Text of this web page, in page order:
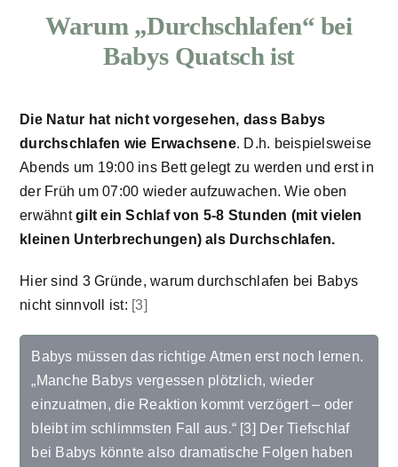
Warum „Durchschlafen“ bei
Babys Quatsch ist
Die Natur hat nicht vorgesehen, dass Babys
durchschlafen wie Erwachsene. D.h. beispielsweise
Abends um 19:00 ins Bett gelegt zu werden und erst in
der Früh um 07:00 wieder aufzuwachen. Wie oben
erwähntgilt ein Schlaf von 5-8 Stunden (mit vielen
kleinen Unterbrechungen) als Durchschlafen.
Hier sind 3 Gründe, warum durchschlafen bei Babys
nicht sinnvoll ist: [3]
Babys müssen das richtige Atmen erst noch lernen.
„Manche Babys vergessen plötzlich, wieder
einzuatmen, die Reaktion kommt verzögert – oder
bleibt im schlimmsten Fall aus.“ [3] Der Tiefschlaf
bei Babys könnte also dramatische Folgen haben